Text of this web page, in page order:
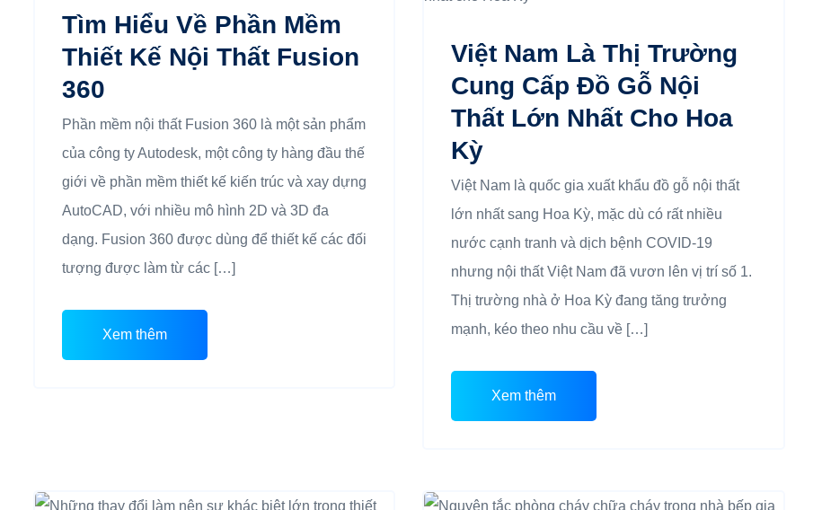
Tìm Hiểu Về Phần Mềm
Thiết Kế Nội Thất Fusion
360
Phần mềm nội thất Fusion 360 là một sản phẩm
của công ty Autodesk, một công ty hàng đầu thế
giới về phần mềm thiết kế kiến trúc và xay dựng
AutoCAD, với nhiều mô hình 2D và 3D đa
dạng. Fusion 360 được dùng để thiết kế các đối
tượng được làm từ các […]
Xem thêm
Việt Nam Là Thị Trường
Cung Cấp Đồ Gỗ Nội
Thất Lớn Nhất Cho Hoa
Kỳ
Việt Nam là quốc gia xuất khẩu đồ gỗ nội thất
lớn nhất sang Hoa Kỳ, mặc dù có rất nhiều
nước cạnh tranh và dịch bệnh COVID-19
nhưng nội thất Việt Nam đã vươn lên vị trí số 1.
Thị trường nhà ở Hoa Kỳ đang tăng trưởng
mạnh, kéo theo nhu cầu về […]
Xem thêm